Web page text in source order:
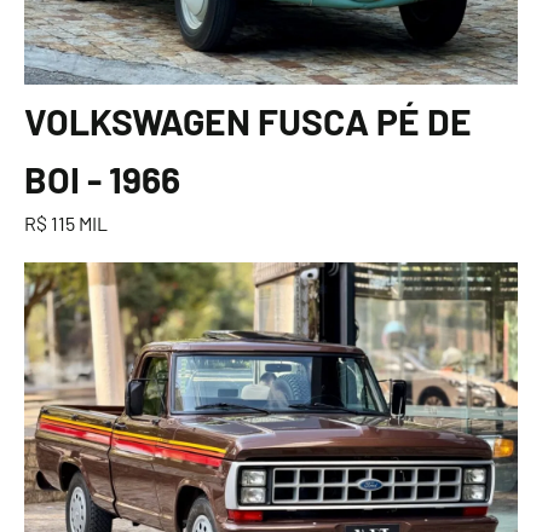
VOLKSWAGEN FUSCA PÉ DE
BOI - 1966
R$ 115 MIL